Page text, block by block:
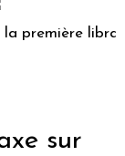
librairie du
sur